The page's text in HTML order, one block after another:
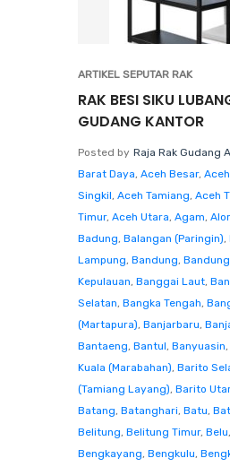
ARTIKEL SEPUTAR RAK
RAK BESI SIKU
GUDANG KANTOR
Posted by Raja Rak Gudang
Barat Daya, Aceh Besar,
Singkil, Aceh Tamiang, Aceh
Timur, Aceh Utara, Agam, Alor
Badung, Balangan (Paringin),
Lampung, Bandung,
Kepulauan, Banggai Laut,
Selatan, Bangka Tengah,
(Martapura), Banjarbaru,
Bantaeng, Bantul, Banyuasin,
Kuala (Marabahan), Barito
(Tamiang Layang), Barito
Batang, Batanghari, Batu,
Belitung, Belitung Timur, Belu,
Bengkayang, Bengkulu,